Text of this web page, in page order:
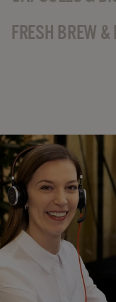
FRESH BREW &